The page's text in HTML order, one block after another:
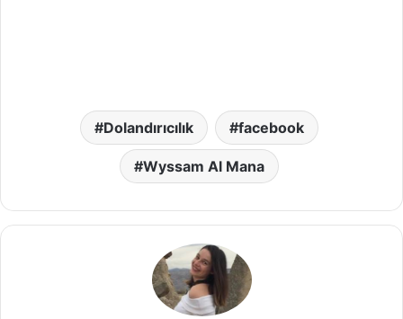
Dolandırıcılık facebook
Wyssam Al Mana